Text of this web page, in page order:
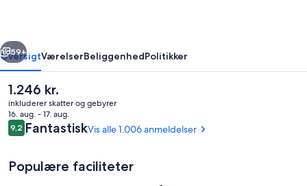
Næste
59+
OversigtVærelserBeliggenhedPolitikker
Den
nuværende
pris
er
1.246 kr.
1.246 kr.
inkluderer skatter og gebyrer
16. aug. - 17. aug.
Anmeldelser
9,29,2 ud af 10.
FantastiskVis alle 1.006 anmeldelser
Populære faciliteter